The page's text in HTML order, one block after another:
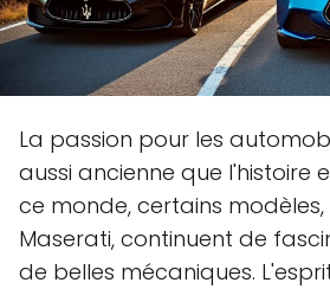
La passion pour les
aussi ancienne que l'histoire
ce monde, certains
Maserati, continuent de
de belles mécaniques.